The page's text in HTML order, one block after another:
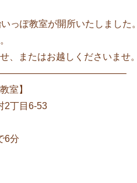
っぽ教室が開所いたしました。
、またはお越しくださいませ。
室】
2丁目6-53
6分